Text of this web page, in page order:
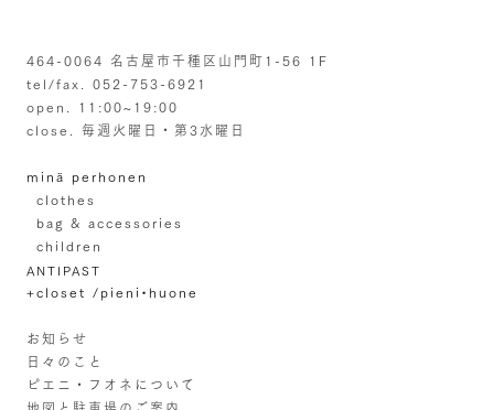
464-0064 名古屋市千種区山門町1-56 1F
tel/fax. 052-753-6921
open. 11:00~19:00
close. 毎週火曜日・第3水曜日
minä perhonen
clothes
bag & accessories
children
ANTIPAST
+closet /pieni•huone
お知らせ
日々のこと
ピエニ・フオネについて